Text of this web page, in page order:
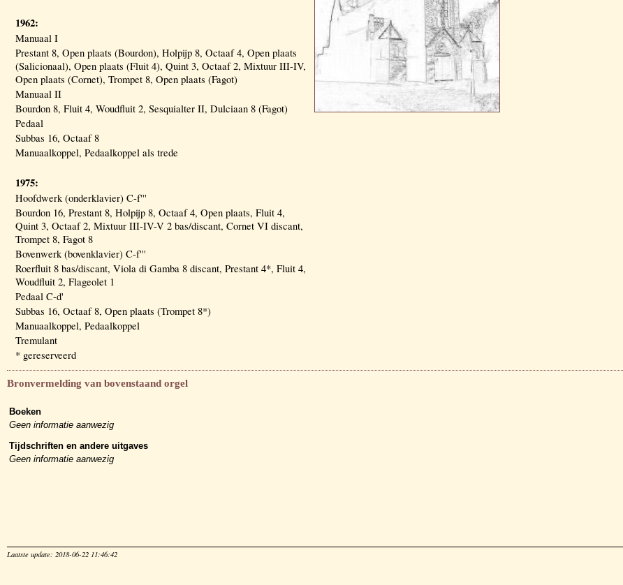
1962:
Manuaal I
Prestant 8, Open plaats (Bourdon), Holpijp 8, Octaaf 4, Open plaats
(Salicionaal), Open plaats (Fluit 4), Quint 3, Octaaf 2, Mixtuur III-IV,
Open plaats (Cornet), Trompet 8, Open plaats (Fagot)
Manuaal II
Bourdon 8, Fluit 4, Woudfluit 2, Sesquialter II, Dulciaan 8 (Fagot)
Pedaal
Subbas 16, Octaaf 8
Manuaalkoppel, Pedaalkoppel als trede
1975:
Hoofdwerk (onderklavier) C-f'''
Bourdon 16, Prestant 8, Holpijp 8, Octaaf 4, Open plaats, Fluit 4,
Quint 3, Octaaf 2, Mixtuur III-IV-V 2 bas/discant, Cornet VI discant,
Trompet 8, Fagot 8
Bovenwerk (bovenklavier) C-f'''
Roerfluit 8 bas/discant, Viola di Gamba 8 discant, Prestant 4*, Fluit 4,
Woudfluit 2, Flageolet 1
Pedaal C-d'
Subbas 16, Octaaf 8, Open plaats (Trompet 8*)
Manuaalkoppel, Pedaalkoppel
Tremulant
* gereserveerd
Bronvermelding van bovenstaand orgel
Boeken
Geen informatie aanwezig
Tijdschriften en andere uitgaves
Geen informatie aanwezig
Laatste update: 2018-06-22 11:46:42